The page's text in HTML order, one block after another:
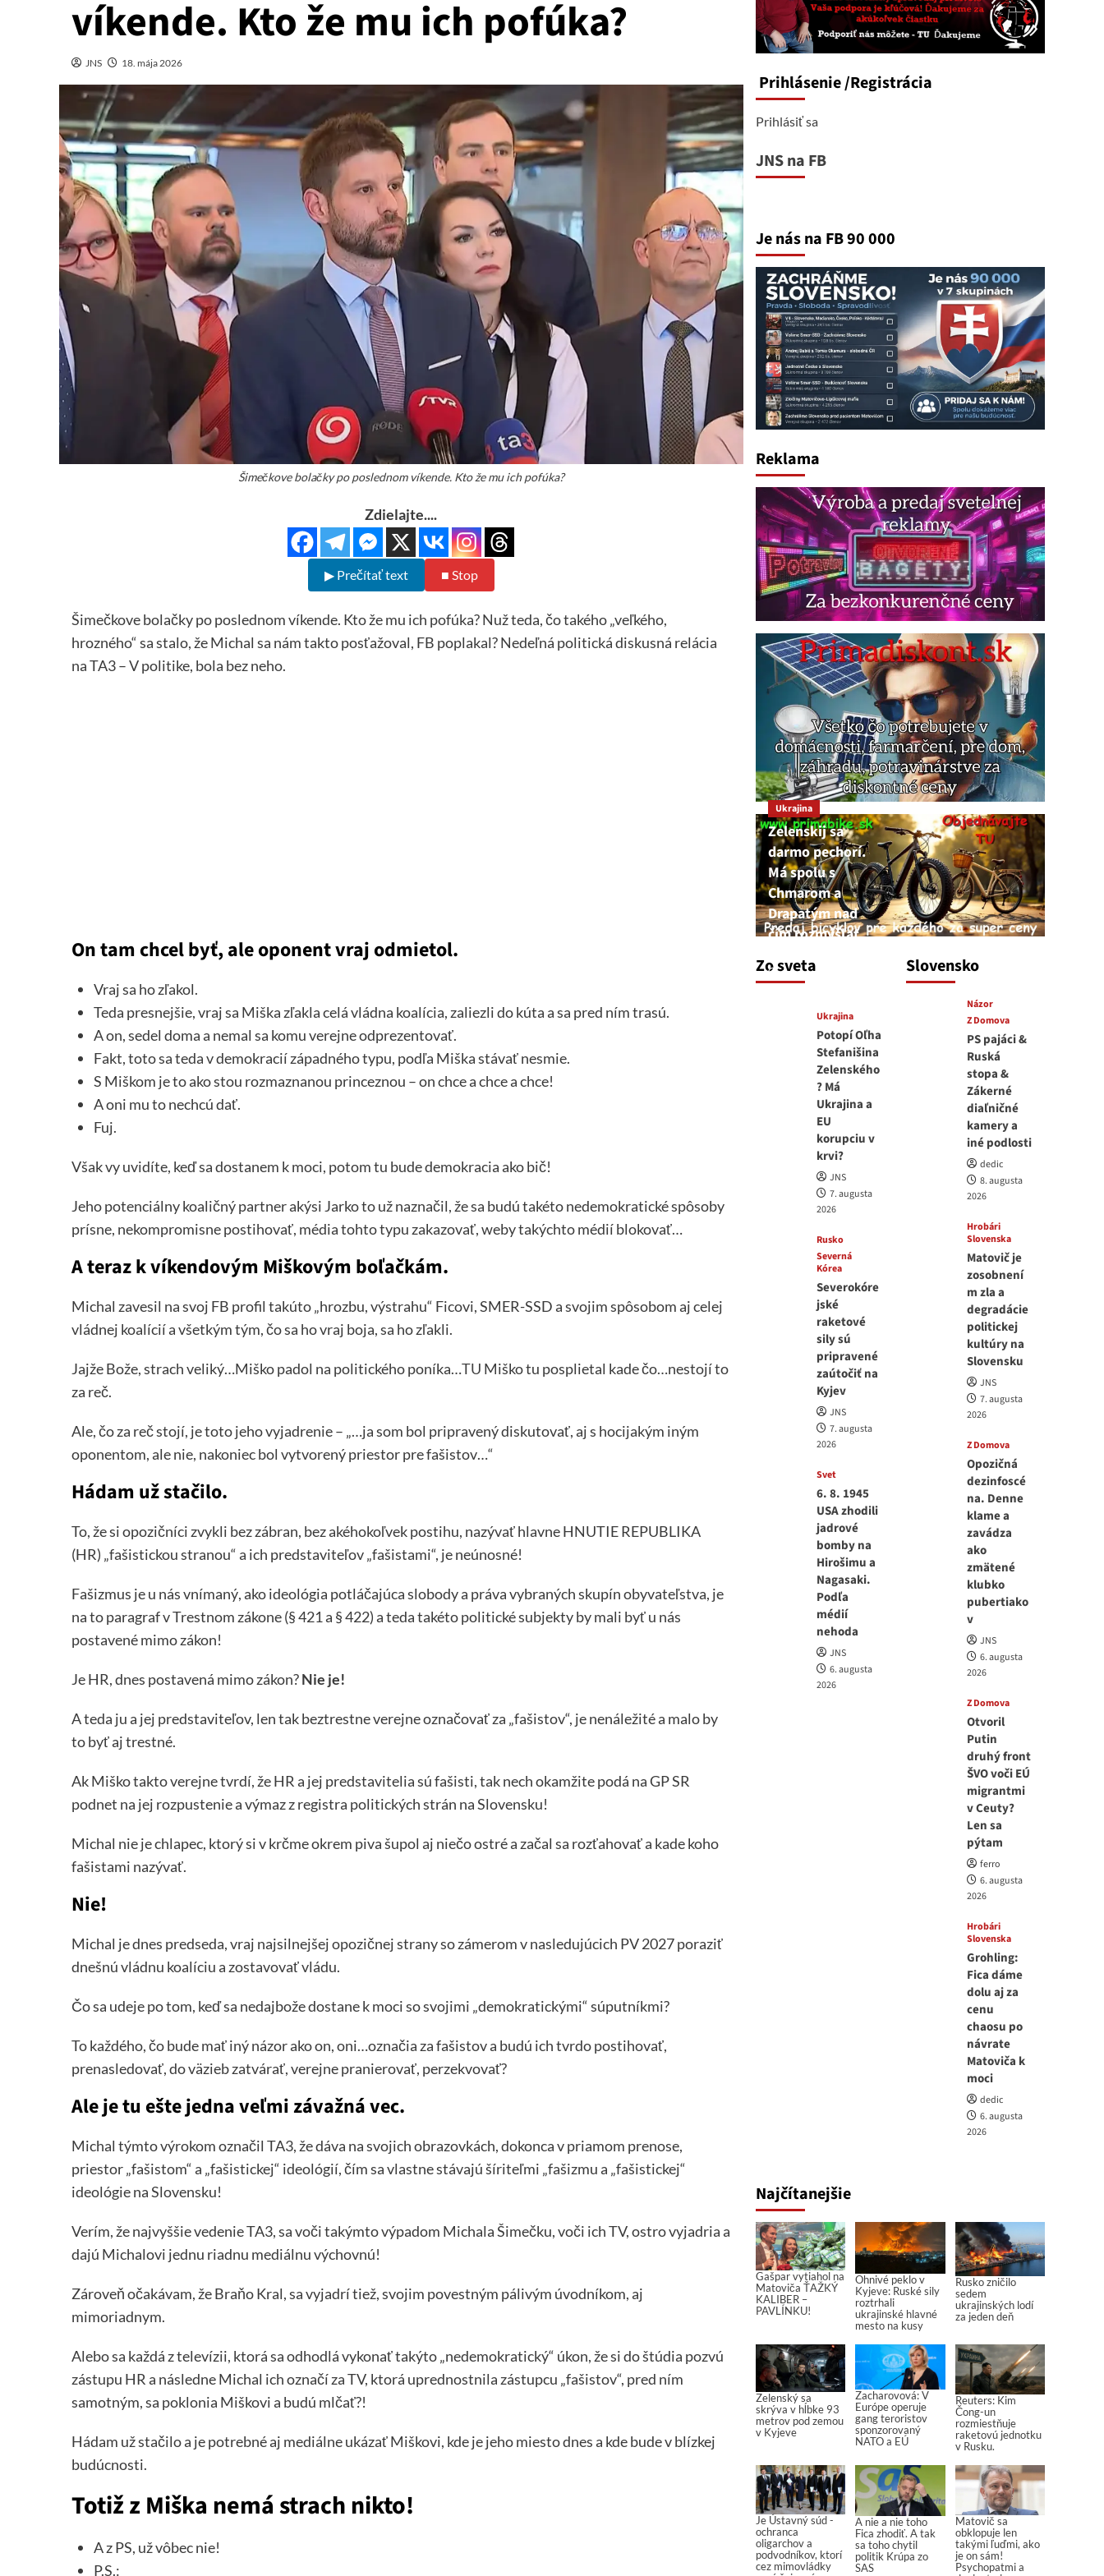
víkende. Kto že mu ich pofúka?
JNS 18. mája 2026
Šimečkove bolačky po poslednom víkende. Kto že mu ich pofúka?
Zdielajte....
▶ Prečítať text ■ Stop
Šimečkove bolačky po poslednom víkende. Kto že mu ich pofúka? Nuž teda, čo takého „veľkého,
hrozného“ sa stalo, že Michal sa nám takto posťažoval, FB poplakal? Nedeľná politická diskusná relácia
na TA3 – V politike, bola bez neho.
On tam chcel byť, ale oponent vraj odmietol.
Vraj sa ho zľakol.
Teda presnejšie, vraj sa Miška zľakla celá vládna koalícia, zaliezli do kúta a sa pred ním trasú.
A on, sedel doma a nemal sa komu verejne odprezentovať.
Fakt, toto sa teda v demokracií západného typu, podľa Miška stávať nesmie.
S Miškom je to ako stou rozmaznanou princeznou – on chce a chce a chce!
A oni mu to nechcú dať.
Fuj.
Však vy uvidíte, keď sa dostanem k moci, potom tu bude demokracia ako bič!
Jeho potenciálny koaličný partner akýsi Jarko to už naznačil, že sa budú takéto nedemokratické spôsoby
prísne, nekompromisne postihovať, média tohto typu zakazovať, weby takýchto médií blokovať…
A teraz k víkendovým Miškovým boľačkám.
Michal zavesil na svoj FB profil takúto „hrozbu, výstrahu“ Ficovi, SMER-SSD a svojim spôsobom aj celej
vládnej koalícií a všetkým tým, čo sa ho vraj boja, sa ho zľakli.
Jajže Bože, strach veliký…Miško padol na politického poníka…TU Miško tu posplietal kade čo…nestojí to
za reč.
Ale, čo za reč stojí, je toto jeho vyjadrenie – „…ja som bol pripravený diskutovať, aj s hocijakým iným
oponentom, ale nie, nakoniec bol vytvorený priestor pre fašistov…“
Hádam už stačilo.
To, že si opozičníci zvykli bez zábran, bez akéhokoľvek postihu, nazývať hlavne HNUTIE REPUBLIKA
(HR) „fašistickou stranou“ a ich predstaviteľov „fašistami“, je neúnosné!
Fašizmus je u nás vnímaný, ako ideológia potláčajúca slobody a práva vybraných skupín obyvateľstva, je
na to paragraf v Trestnom zákone (§ 421 a § 422) a teda takéto politické subjekty by mali byť u nás
postavené mimo zákon!
Je HR, dnes postavená mimo zákon?Nie je!
A teda ju a jej predstaviteľov, len tak beztrestne verejne označovať za „fašistov“, je nenáležité a malo by
to byť aj trestné.
Ak Miško takto verejne tvrdí, že HR a jej predstavitelia sú fašisti, tak nech okamžite podá na GP SR
podnet na jej rozpustenie a výmaz z registra politických strán na Slovensku!
Michal nie je chlapec, ktorý si v krčme okrem piva šupol aj niečo ostré a začal sa rozťahovať a kade koho
fašistami nazývať.
Nie!
Michal je dnes predseda, vraj najsilnejšej opozičnej strany so zámerom v nasledujúcich PV 2027 poraziť
dnešnú vládnu koalíciu a zostavovať vládu.
Čo sa udeje po tom, keď sa nedajbože dostane k moci so svojimi „demokratickými“ súputníkmi?
To každého, čo bude mať iný názor ako on, oni…označia za fašistov a budú ich tvrdo postihovať,
prenasledovať, do väzieb zatvárať, verejne pranierovať, perzekvovať?
Ale je tu ešte jedna veľmi závažná vec.
Michal týmto výrokom označil TA3, že dáva na svojich obrazovkách, dokonca v priamom prenose,
priestor „fašistom“ a „fašistickej“ ideológií, čím sa vlastne stávajú šíriteľmi „fašizmu a „fašistickej“
ideológie na Slovensku!
Verím, že najvyššie vedenie TA3, sa voči takýmto výpadom Michala Šimečku, voči ich TV, ostro vyjadria a
dajú Michalovi jednu riadnu mediálnu výchovnú!
Zároveň očakávam, že Braňo Kral, sa vyjadrí tiež, svojim povestným pálivým úvodníkom, aj
mimoriadnym.
Alebo sa každá z televízii, ktorá sa odhodlá vykonať takýto „nedemokratický“ úkon, že si do štúdia pozvú
zástupu HR a následne Michal ich označí za TV, ktorá uprednostnila zástupcu „fašistov“, pred ním
samotným, sa poklonia Miškovi a budú mlčať?!
Hádam už stačilo a je potrebné aj mediálne ukázať Miškovi, kde je jeho miesto dnes a kde bude v blízkej
budúcnosti.
Totiž z Miška nemá strach nikto!
A z PS, už vôbec nie!
P.S.:
Prihlásenie/Registrácia
Prihlásiť sa
JNS na FB
Je nás na FB 90 000
Reklama
Zo sveta
Ukrajina
Zelenskij sa
darmo pechorí.
Má spolu s
Chmarom a
Drapatým nad
čím rozmýšľať
medvedar
8. augusta 2026
Ukrajina
Potopí Oľha
Stefanišina
Zelenského
? Má
Ukrajina a
EU
korupciu v
krvi?
JNS
7. augusta
2026
Rusko
Severná
Kórea
Severokóre
jské
raketové
sily sú
pripravené
zaútočiť na
Kyjev
JNS
7. augusta
2026
Svet
6. 8. 1945
USA zhodili
jadrové
bomby na
Hirošimu a
Nagasaki.
Podľa
médií
nehoda
JNS
6. augusta
2026
Slovensko
Názor
Z Domova
PS pajáci &
Ruská
stopa &
Zákerné
diaľničné
kamery a
iné podlosti
dedic
8. augusta
2026
Hrobári
Slovenska
Matovič je
zosobnení
m zla a
degradácie
politickej
kultúry na
Slovensku
JNS
7. augusta
2026
Z Domova
Opozičná
dezinfoscé
na. Denne
klame a
zavádza
ako
zmätené
klubko
pubertiako
v
JNS
6. augusta
2026
Z Domova
Otvoril
Putin
druhý front
ŠVO voči EÚ
migrantmi
v Ceuty?
Len sa
pýtam
ferro
6. augusta
2026
Hrobári
Slovenska
Grohling:
Fica dáme
dolu aj za
cenu
chaosu po
návrate
Matoviča k
moci
dedic
6. augusta
2026
Najčítanejšie
Gašpar vytiahol na
Matoviča ŤAŽKÝ
KALIBER –
PAVLÍNKU!
Ohnivé peklo v
Kyjeve: Ruské sily
roztrhali
ukrajinské hlavné
mesto na kusy
Rusko zničilo
sedem
ukrajinských lodí
za jeden deň
Zelenský sa
skrýva v hĺbke 93
metrov pod zemou
v Kyjeve
Zacharovová: V
Európe operuje
gang teroristov
sponzorovaný
NATO a EÚ
Reuters: Kim
Čong-un
rozmiestňuje
raketovú jednotku
v Rusku.
Je Ústavný súd -
ochranca
oligarchov a
podvodníkov, ktorí
cez mimovládky
A nie a nie toho
Fica zhodiť. A tak
sa toho chytil
politik Krúpa zo
SAS
Matovič sa
obklopuje len
takými ľuďmi, ako
je on sám!
Psychopatmi a